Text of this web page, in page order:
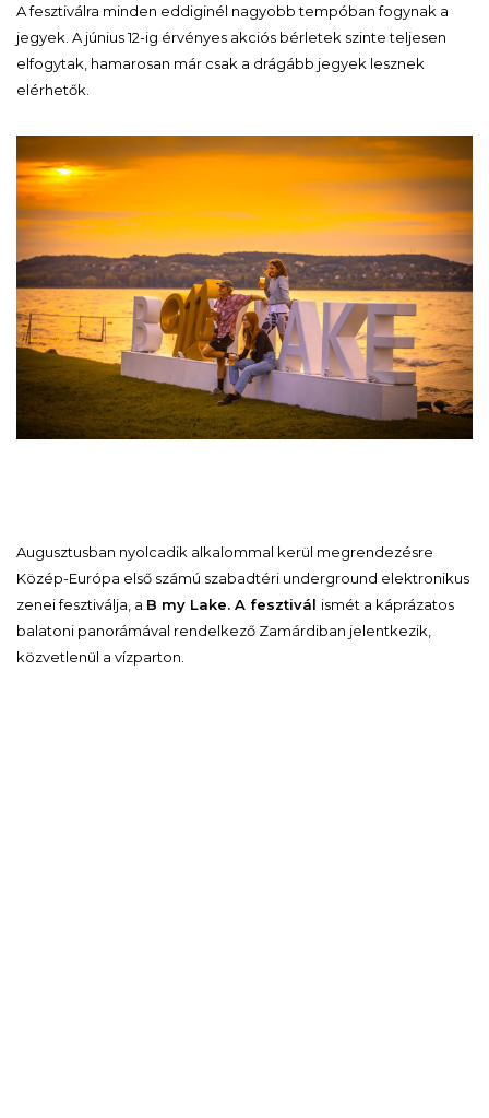
A fesztiválra minden eddiginél nagyobb tempóban fogynak a
jegyek. A június 12-ig érvényes akciós bérletek szinte teljesen
elfogytak, hamarosan már csak a drágább jegyek lesznek
elérhetők.
Augusztusban nyolcadik alkalommal kerül megrendezésre
Közép-Európa első számú szabadtéri underground elektronikus
zenei fesztiválja, a B my Lake. A fesztivál ismét a káprázatos
balatoni panorámával rendelkező Zamárdiban jelentkezik,
közvetlenül a vízparton.